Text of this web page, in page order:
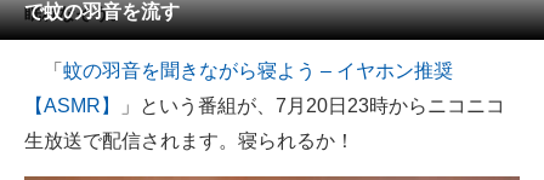
メディア
注目記事を集めた総合ページ
ITの今と未来を見通す
で蚊の羽音を流す
眠れなそう。
「 蚊の羽音を聞きながら寝よう – イヤホン推奨
【ASMR】
」という番組が、7月20日23時からニコニコ
生放送で配信されます。寝られるか！